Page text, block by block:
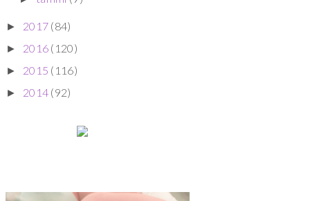
► 2017 (84)
► 2016 (120)
► 2015 (116)
► 2014 (92)